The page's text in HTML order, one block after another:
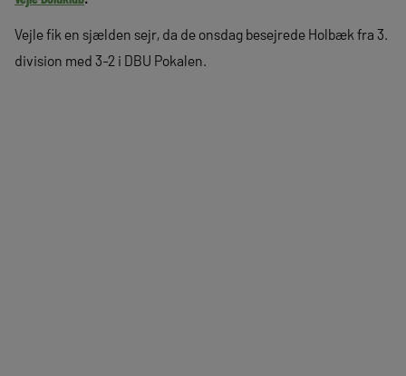
Vejle fik en sjælden sejr, da de onsdag besejrede Holbæk fra 3.
division med 3-2 i DBU Pokalen.